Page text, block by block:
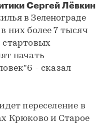
Сергей Лёвкин
Стартовые площадки в Зеленограде позволят расселить 5 тысяч москвичей
в Зеленограде
них более 7 тысяч
начать
- сказал
переселение в
Крюково и Старое